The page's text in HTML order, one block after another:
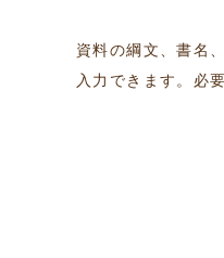
資料の綱文、書名
入力できます。必